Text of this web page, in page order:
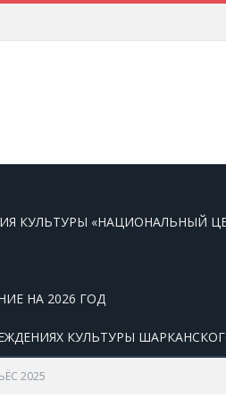
КУЛЬТУРЫ «НАЦИОНАЛЬНЫЙ
НА 2026 ГОД
КУЛЬТУРЫ
2025